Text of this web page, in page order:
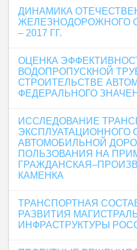
ДИНАМИКА
ЖЕЛЕЗНОДОРОЖНОГО
– 2017 ГГ.
ОЦЕНКА
ВОДОПРОПУСКНОЙ
СТРОИТЕЛЬСТВЕ
ФЕДЕРАЛЬНОГО
ИССЛЕДОВАНИЕ
ЭКСПЛУАТАЦИОННОГО
АВТОМОБИЛЬНОЙ
ПОЛЬЗОВАНИЯ НА
КАМЕНКА
ТРАНСПОРТНАЯ
РАЗВИТИЯ
ИНФРАСТРУКТУРЫ